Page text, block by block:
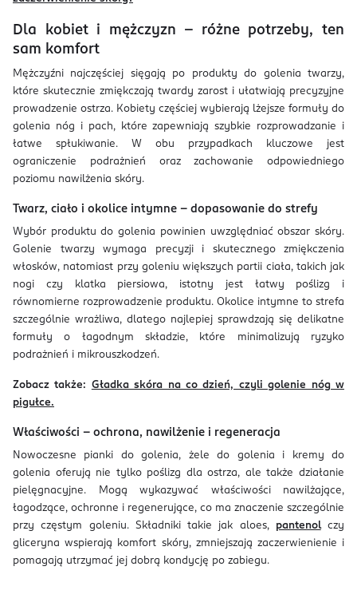
Dla kobiet i mężczyzn – różne potrzeby, ten
sam komfort
Mężczyźni najczęściej sięgają po produkty do golenia twarzy,
które skutecznie zmiękczają twardy zarost i ułatwiają precyzyjne
prowadzenie ostrza. Kobiety częściej wybierają lżejsze formuły do
golenia nóg i pach, które zapewniają szybkie rozprowadzanie i
łatwe spłukiwanie. W obu przypadkach kluczowe jest
ograniczenie podrażnień oraz zachowanie odpowiedniego
poziomu nawilżenia skóry.
Twarz, ciało i okolice intymne – dopasowanie do strefy
Wybór produktu do golenia powinien uwzględniać obszar skóry.
Golenie twarzy wymaga precyzji i skutecznego zmiękczenia
włosków, natomiast przy goleniu większych partii ciała, takich jak
nogi czy klatka piersiowa, istotny jest łatwy poślizg i
równomierne rozprowadzenie produktu. Okolice intymne to strefa
szczególnie wrażliwa, dlatego najlepiej sprawdzają się delikatne
formuły o łagodnym składzie, które minimalizują ryzyko
podrażnień i mikrouszkodzeń.
Zobacz także:
Gładka skóra na co dzień, czyli golenie nóg w
pigułce.
Właściwości – ochrona, nawilżenie i regeneracja
Nowoczesne pianki do golenia, żele do golenia i kremy do
golenia oferują nie tylko poślizg dla ostrza, ale także działanie
pielęgnacyjne. Mogą wykazywać właściwości nawilżające,
łagodzące, ochronne i regenerujące, co ma znaczenie szczególnie
przy częstym goleniu. Składniki takie jak aloes, pantenolczy
gliceryna wspierają komfort skóry, zmniejszają zaczerwienienie i
pomagają utrzymać jej dobrą kondycję po zabiegu.